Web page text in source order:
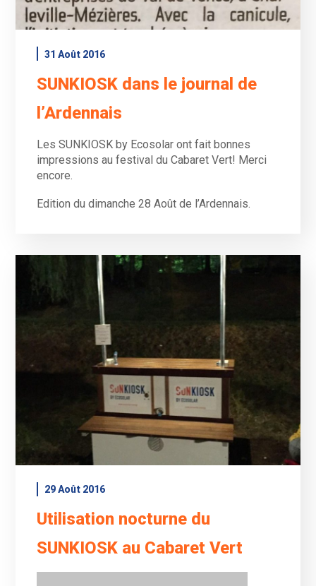
31 Août 2016
SUNKIOSK dans le journal de
l’Ardennais
Les SUNKIOSK by Ecosolar ont fait bonnes
impressions au festival du Cabaret Vert! Merci
encore.
Edition du dimanche 28 Août de l’Ardennais.
29 Août 2016
Utilisation nocturne du
SUNKIOSK au Cabaret Vert